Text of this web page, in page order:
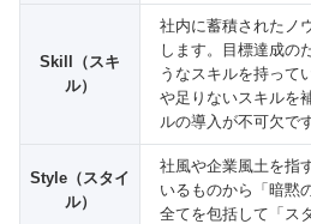
Skill（スキ
ル）
社内に蓄積されたノ
します。目標達成の
うなスキルを持って
や足りないスキルを
ルの導入が不可欠です
Style（スタイ
ル）
社風や企業風土を指
いるものから「暗黙
全てを包括して「ス